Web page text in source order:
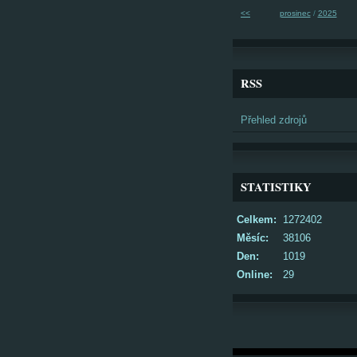
<< prosinec/ 2025
RSS
Přehled zdrojů
STATISTIKY
Online: 29
Celkem:
1272402
Měsíc:
38106
Den:
1019